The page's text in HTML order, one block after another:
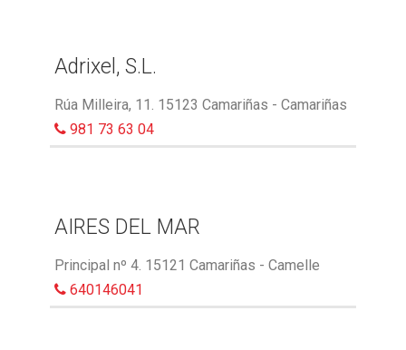
Adrixel, S.L.
Rúa Milleira, 11. 15123 Camariñas - Camariñas
981 73 63 04
AIRES DEL MAR
Principal nº 4. 15121 Camariñas - Camelle
640146041